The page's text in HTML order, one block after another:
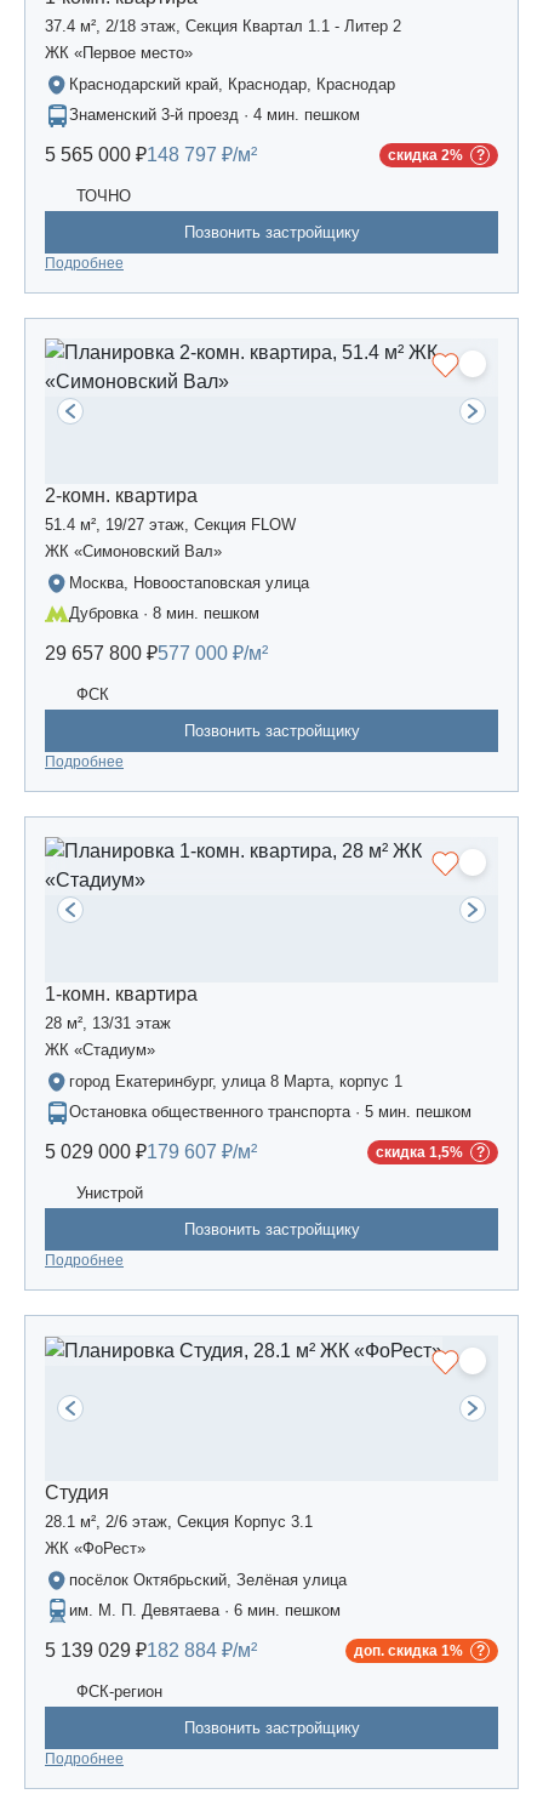
37.4 м², 2/18 этаж, Секция Квартал 1.1 - Литер 2
ЖК «Первое место»
Краснодарский край, Краснодар, Краснодар
Знаменский 3-й проезд · 4 мин. пешком
5 565 000 ₽148 797 ₽/м² скидка 2%
ТОЧНО
Позвонить застройщику
Подробнее
2-комн. квартира
51.4 м², 19/27 этаж, Секция FLOW
ЖК «Симоновский Вал»
Москва, Новоостаповская улица
Дубровка · 8 мин. пешком
29 657 800 ₽577 000 ₽/м²
ФСК
Позвонить застройщику
Подробнее
1-комн. квартира
28 м², 13/31 этаж
ЖК «Стадиум»
город Екатеринбург, улица 8 Марта, корпус 1
Остановка общественного транспорта · 5 мин. пешком
5 029 000 ₽179 607 ₽/м² скидка 1,5%
Унистрой
Позвонить застройщику
Подробнее
Студия
28.1 м², 2/6 этаж, Секция Корпус 3.1
ЖК «ФоРест»
посёлок Октябрьский, Зелёная улица
им. М. П. Девятаева · 6 мин. пешком
5 139 029 ₽182 884 ₽/м² доп. скидка 1%
ФСК-регион
Позвонить застройщику
Подробнее